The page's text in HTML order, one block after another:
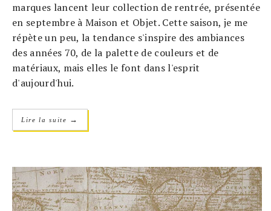
marques lancent leur collection de rentrée, présentée
en septembre à Maison et Objet. Cette saison, je me
répète un peu, la tendance s'inspire des ambiances
des années 70, de la palette de couleurs et de
matériaux, mais elles le font dans l'esprit
d'aujourd'hui.
Lire la suite →